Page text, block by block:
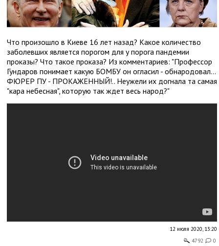
Что произошло в Киеве 16 лет назад? Какое количество
заболевших является порогом для у порога пандемии
проказы? Что такое проказа? Из комментариев: "Профессор
Гундаров понимает какую БОМБУ он огласил - обнародовал...
ФЮРЕР ПУ - ПРОКАЖЕННЫЙ!.. Неужели их догнала та самая
"кара небесная", которую так ждет весь народ?"
12 июля 2020, 13:20
4792
0